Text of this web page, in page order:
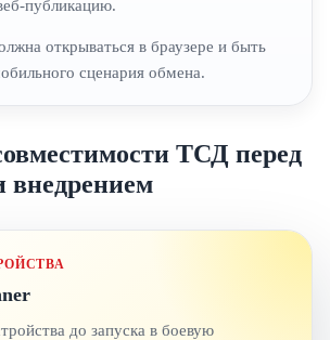
публикацию.
открываться в браузере и быть
сценария обмена.
ТСД перед
внедрением
до запуска в боевую